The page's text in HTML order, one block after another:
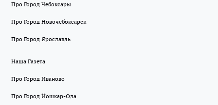
Про Город Чебоксары
Про Город Новочебоксарск
Про Город Ярославль
Наша Газета
Про Город Иваново
Про Город Йошкар-Ола